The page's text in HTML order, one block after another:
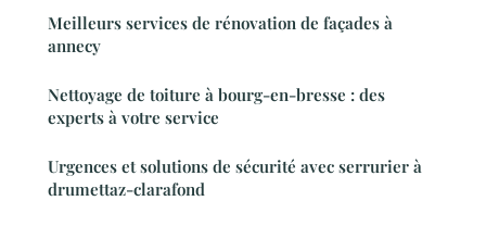
Meilleurs services de rénovation de façades à
annecy
Nettoyage de toiture à bourg-en-bresse : des
experts à votre service
Urgences et solutions de sécurité avec serrurier à
drumettaz-clarafond